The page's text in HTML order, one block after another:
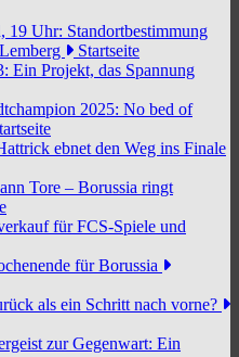
19 Uhr: Standortbestimmung
Startseite
Ein Projekt, das Spannung
2025: No bed of
ebnet den Weg ins Finale
Tore – Borussia ringt
für FCS-Spiele und
für Borussia
als ein Schritt nach vorne?
zur Gegenwart: Ein